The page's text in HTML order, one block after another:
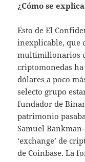
¿Cómo se
Esto de El
inexplicable, que
multimillonarios
criptomonedas ha
dólares a poco
selecto grupo
fundador de
patrimonio
Samuel
‘exchange’ de
de Coinbase. La